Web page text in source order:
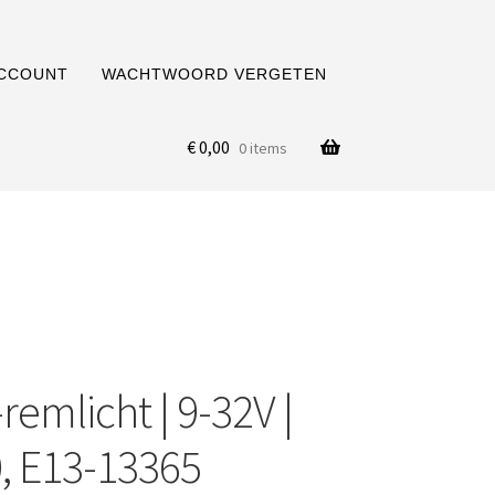
WACHTWOORD VERGETEN
€0,00 0 items
| 9-32V |
E13-13365